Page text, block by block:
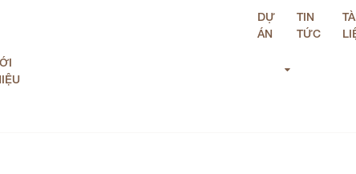
DỰ
ÁN
TIN
TỨC